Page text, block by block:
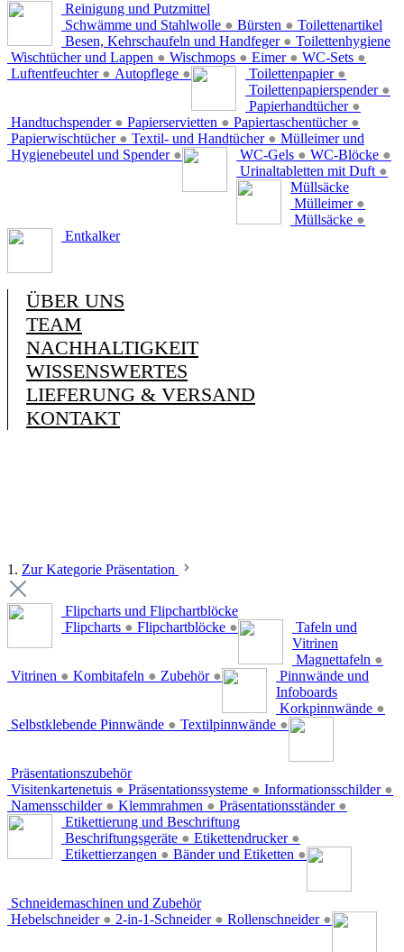
Reinigung und Putzmittel
Schwämme und Stahlwolle ● Bürsten ●
Besen, Kehrschaufeln und Handfeger ●
Wischtücher und Lappen ● Wischmops ● Eimer ● WC-Sets ●
Luftentfeuchter ● Autopflege ●
Toilettenartikel
Toilettenpapier ●
Toilettenpapierspender ●
Papierhandtücher ●
Handtuchspender ● Papierservietten ● Papiertaschentücher ●
Papierwischtücher ● Textil- und Handtücher ●
Hygienebeutel und Spender ●
Toilettenhygiene
WC-Gels ● WC-Blöcke ●
Urinaltabletten mit Duft ●
Mülleimer und
Müllsäcke
Mülleimer ●
Müllsäcke ●
Entkalker
ÜBER UNS
TEAM
NACHHALTIGKEIT
WISSENSWERTES
LIEFERUNG & VERSAND
KONTAKT
1. Zur Kategorie Präsentation
Flipcharts und Flipchartblöcke
Flipcharts ● Flipchartblöcke ●
Tafeln und
Vitrinen
Magnettafeln ●
Vitrinen ● Kombitafeln ● Zubehör ●
Pinnwände und
Infoboards
Korkpinnwände ●
Selbstklebende Pinnwände ● Textilpinnwände ●
Präsentationszubehör
Visitenkartenetuis ● Präsentationssysteme ● Informationsschilder ●
Namensschilder ● Klemmrahmen ● Präsentationsständer ●
Etikettierung und Beschriftung
Beschriftungsgeräte ● Etikettendrucker ●
Etikettierzangen ● Bänder und Etiketten ●
Schneidemaschinen und Zubehör
Hebelschneider ● 2-in-1-Schneider ● Rollenschneider ●